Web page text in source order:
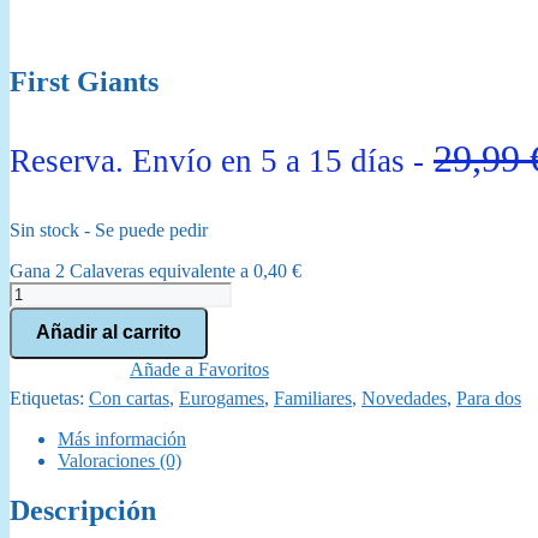
First Giants
Reserva. Envío en 5 a 15 días - 29,99
Sin stock - Se puede pedir
Gana 2 Calaveras equivalente a 0,40 €
First
Giants
cantidad
Añadir al carrito
Añade a Favoritos
Etiquetas: Con cartas, Eurogames, Familiares, Novedades, Para dos
Más información
Valoraciones (0)
Descripción